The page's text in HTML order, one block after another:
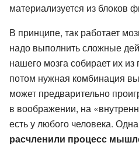
материализуется из блоков
В принципе, так работает
надо выполнить сложные
нашего мозга собирает их
потом нужная комбинация
может предварительно
в воображении, на
есть у любого человека.
расчленили процесс